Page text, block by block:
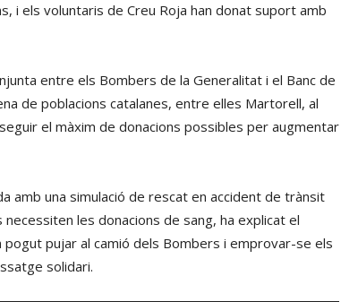
i els voluntaris de Creu Roja han donat suport amb
entre els Bombers de la Generalitat i el Banc de
de poblacions catalanes, entre elles Martorell, al
el màxim de donacions possibles per augmentar
amb una simulació de rescat en accident de trànsit
les donacions de sang, ha explicat el
pujar al camió dels Bombers i emprovar-se els
solidari.